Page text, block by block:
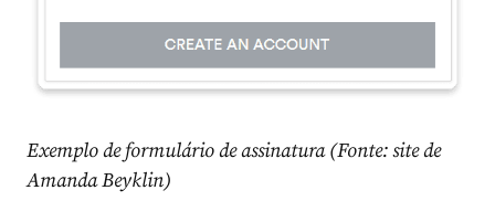
Exemplo de formulário de assinatura (Fonte: site de
Amanda Beyklin)